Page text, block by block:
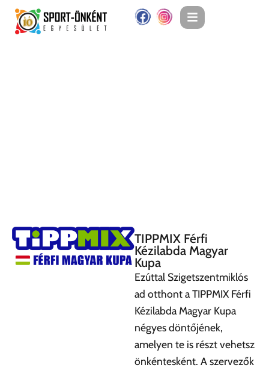
TIPPMIX Férfi
Kézilabda Magyar
Kupa
Ezúttal Szigetszentmiklós
ad otthont a TIPPMIX Férfi
Kézilabda Magyar Kupa
négyes döntőjének,
amelyen te is részt vehetsz
önkéntesként. A szervezők